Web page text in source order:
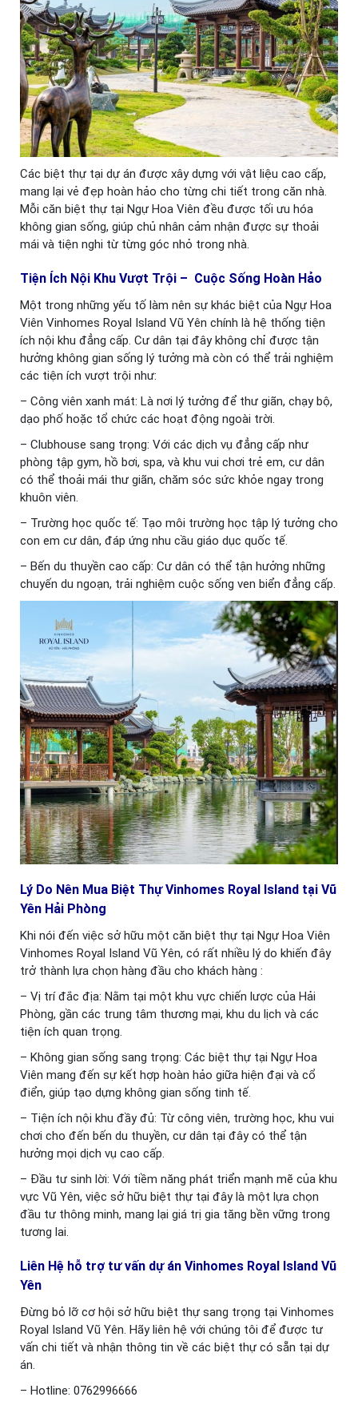
Các biệt thự tại dự án được xây dựng với vật liệu cao cấp,
mang lại vẻ đẹp hoàn hảo cho từng chi tiết trong căn nhà.
Mỗi căn biệt thự tại Ngự Hoa Viên đều được tối ưu hóa
không gian sống, giúp chủ nhân cảm nhận được sự thoải
mái và tiện nghi từ từng góc nhỏ trong nhà.
Tiện Ích Nội Khu Vượt Trội – Cuộc Sống Hoàn Hảo
Một trong những yếu tố làm nên sự khác biệt của Ngự Hoa
Viên Vinhomes Royal Island Vũ Yên chính là hệ thống tiện
ích nội khu đẳng cấp. Cư dân tại đây không chỉ được tận
hưởng không gian sống lý tưởng mà còn có thể trải nghiệm
các tiện ích vượt trội như:
– Công viên xanh mát: Là nơi lý tưởng để thư giãn, chạy bộ,
dạo phố hoặc tổ chức các hoạt động ngoài trời.
– Clubhouse sang trọng: Với các dịch vụ đẳng cấp như
phòng tập gym, hồ bơi, spa, và khu vui chơi trẻ em, cư dân
có thể thoải mái thư giãn, chăm sóc sức khỏe ngay trong
khuôn viên.
– Trường học quốc tế: Tạo môi trường học tập lý tưởng cho
con em cư dân, đáp ứng nhu cầu giáo dục quốc tế.
– Bến du thuyền cao cấp: Cư dân có thể tận hưởng những
chuyến du ngoạn, trải nghiệm cuộc sống ven biển đẳng cấp.
Lý Do Nên Mua Biệt Thự Vinhomes Royal Island tại Vũ
Yên Hải Phòng
Khi nói đến việc sở hữu một căn biệt thự tại Ngự Hoa Viên
Vinhomes Royal Island Vũ Yên, có rất nhiều lý do khiến đây
trở thành lựa chọn hàng đầu cho khách hàng :
– Vị trí đắc địa: Nằm tại một khu vực chiến lược của Hải
Phòng, gần các trung tâm thương mại, khu du lịch và các
tiện ích quan trọng.
– Không gian sống sang trọng: Các biệt thự tại Ngự Hoa
Viên mang đến sự kết hợp hoàn hảo giữa hiện đại và cổ
điển, giúp tạo dựng không gian sống tinh tế.
– Tiện ích nội khu đầy đủ: Từ công viên, trường học, khu vui
chơi cho đến bến du thuyền, cư dân tại đây có thể tận
hưởng mọi dịch vụ cao cấp.
– Đầu tư sinh lời: Với tiềm năng phát triển mạnh mẽ của khu
vực Vũ Yên, việc sở hữu biệt thự tại đây là một lựa chọn
đầu tư thông minh, mang lại giá trị gia tăng bền vững trong
tương lai.
Liên Hệ hỗ trợ tư vấn dự án Vinhomes Royal Island Vũ
Yên
Đừng bỏ lỡ cơ hội sở hữu biệt thự sang trọng tại Vinhomes
Royal Island Vũ Yên. Hãy liên hệ với chúng tôi để được tư
vấn chi tiết và nhận thông tin về các biệt thự có sẵn tại dự
án.
– Hotline: 0762996666